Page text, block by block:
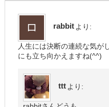
rabbit より:
人生には決断の連続な気が
にも立ち向かえますね(^^)
ttt より: